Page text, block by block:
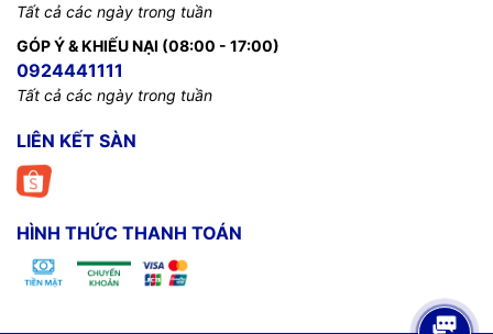
Tất cả các ngày trong tuần
GÓP Ý & KHIẾU NẠI (08:00 - 17:00)
0924441111
Tất cả các ngày trong tuần
LIÊN KẾT SÀN
HÌNH THỨC THANH TOÁN